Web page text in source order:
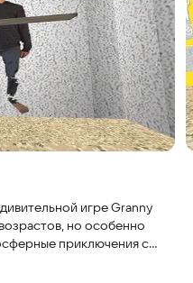
игре Granny
но особенно
приключения с
время и в любом месте.